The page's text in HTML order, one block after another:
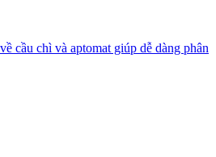
cầu chì và aptomat giúp dễ dàng phân